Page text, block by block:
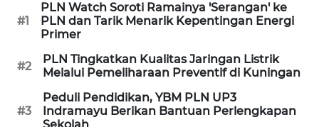
#1
PLN Watch Soroti Ramainya 'Serangan' ke
PLN dan Tarik Menarik Kepentingan Energi
Primer
#2
PLN Tingkatkan Kualitas Jaringan Listrik
Melalui Pemeliharaan Preventif di Kuningan
#3
Peduli Pendidikan, YBM PLN UP3
Indramayu Berikan Bantuan Perlengkapan
WN
KEPRI